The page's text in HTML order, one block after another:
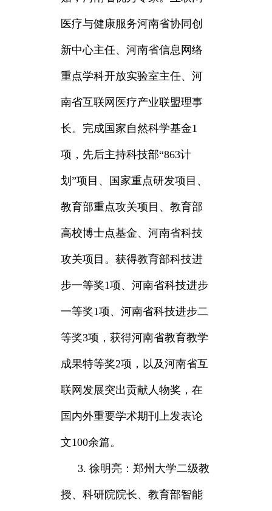
医疗与健康服务河南省协同创
新中心主任、河南省信息网络
重点学科开放实验室主任、河
南省互联网医疗产业联盟理事
长。完成国家自然科学基金1
项，先后主持科技部“863计
划”项目、国家重点研发项目、
教育部重点攻关项目、教育部
高校博士点基金、河南省科技
攻关项目。获得教育部科技进
步一等奖1项、河南省科技进步
一等奖1项、河南省科技进步二
等奖3项，获得河南省教育教学
成果特等奖2项，以及河南省互
联网发展突出贡献人物奖，在
国内外重要学术期刊上发表论
文100余篇。
3. 徐明亮：郑州大学二级教
授、科研院院长、教育部智能